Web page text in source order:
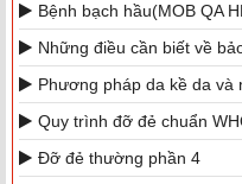
Bệnh bạch hầu(MOB QA
Những điều cần biết về
Phương pháp da kề da và
Quy trình đỡ đẻ chuẩn
Đỡ đẻ thường phần 4